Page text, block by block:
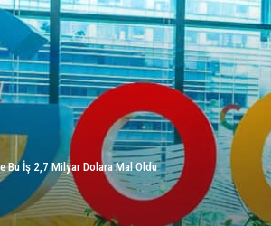
Bu İş 2,7 Milyar Dolara Mal Oldu